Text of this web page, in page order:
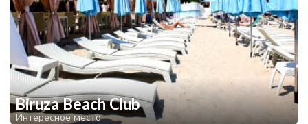
Biruza Beach Club
Интересное место